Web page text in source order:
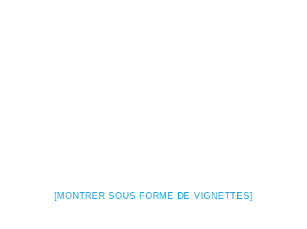
[MONTRER SOUS FORME DE VIGNETTES]